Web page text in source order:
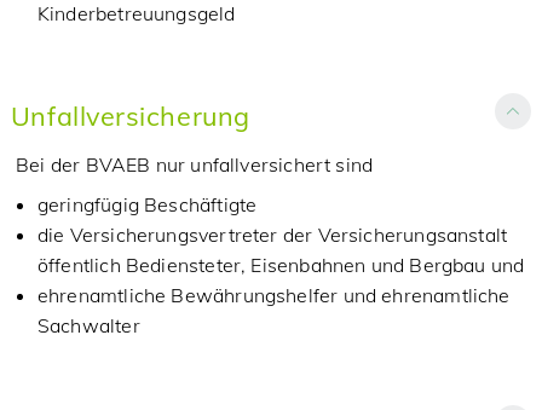
Kinderbetreuungsgeld
Unfallversicherung
Bei der BVAEB nur unfallversichert sind
geringfügig Beschäftigte
die Versicherungsvertreter der Versicherungsanstalt
öffentlich Bediensteter, Eisenbahnen und Bergbau und
ehrenamtliche Bewährungshelfer und ehrenamtliche
Sachwalter